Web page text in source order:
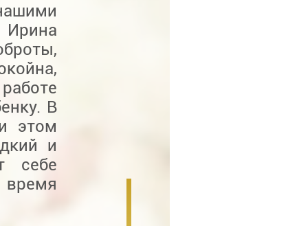
В
этом
и
себе